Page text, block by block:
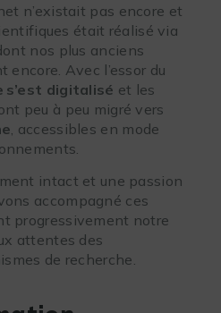
n’existait pas encore et
était réalisé via
nos plus anciens
Avec l’essor du
s’est digitalisé et les
peu à peu migré vers
, accessibles en mode
intact et une passion
accompagné ces
progressivement notre
attentes des
de recherche.